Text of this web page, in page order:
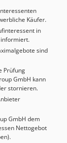
und
Käufer.
in
informiert.
sind
Prüfung
GmbH kann
stornieren.
GmbH dem
Nettogebot